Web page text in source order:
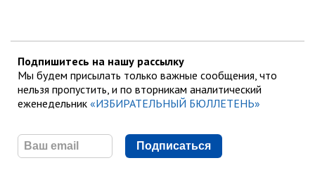
Подпишитесь на нашу рассылку
Мы будем присылать только важные сообщения, что
нельзя пропустить, и по вторникам аналитический
еженедельник «ИЗБИРАТЕЛЬНЫЙ БЮЛЛЕТЕНЬ»
Подписаться